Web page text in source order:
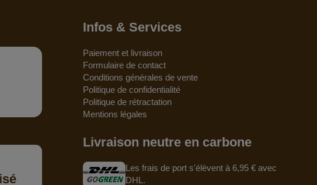
Infos & Services
Paiement et livraison
Formulaire de contact
Conditions générales de vente
Politique de confidentialité
Politique de rétractation
Mentions légales
Livraison neutre en carbone
Les frais de port s'élèvent à 6,95 € avec
DHL.